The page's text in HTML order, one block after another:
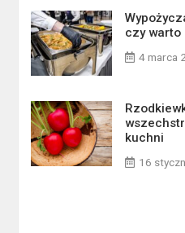
czy warto
4 marca
kuchni
16